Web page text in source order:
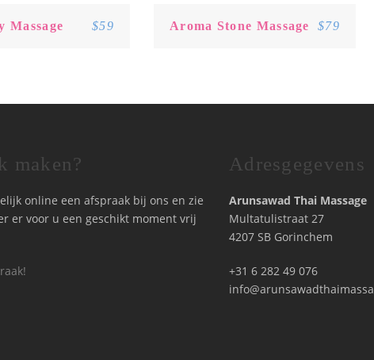
Massage $59 Aroma Stone Massage $79
maken?
online een afspraak bij ons en zie
er voor u een geschikt moment vrij
Adresgegevens
Arunsawad Thai Massage
Multatulistraat 27
4207 SB Gorinchem
+31 6 282 49 076